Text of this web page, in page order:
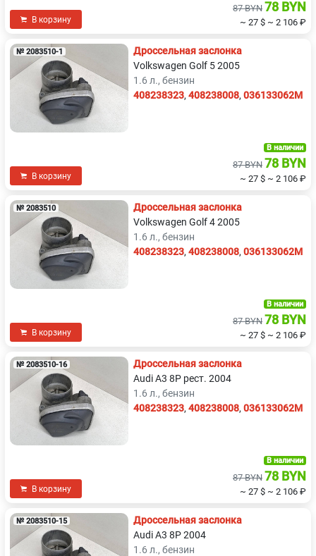
В корзину
87 BYN 78 BYN
~ 27 $ ~ 2 106 ₽
№ 2083510-1
Дроссельная заслонка
Volkswagen Golf 5 2005
1.6 л., бензин
408238323, 408238008, 036133062M
В корзину
В наличии
87 BYN 78 BYN
~ 27 $ ~ 2 106 ₽
№ 2083510
Дроссельная заслонка
Volkswagen Golf 4 2005
1.6 л., бензин
408238323, 408238008, 036133062M
В корзину
В наличии
87 BYN 78 BYN
~ 27 $ ~ 2 106 ₽
№ 2083510-16
Дроссельная заслонка
Audi A3 8P рест. 2004
1.6 л., бензин
408238323, 408238008, 036133062M
В корзину
В наличии
87 BYN 78 BYN
~ 27 $ ~ 2 106 ₽
№ 2083510-15
Дроссельная заслонка
Audi A3 8P 2004
1.6 л., бензин